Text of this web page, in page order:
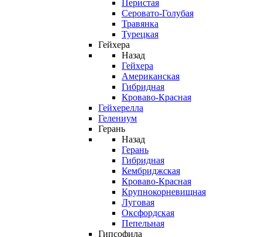
Перистая
Серовато-Голубая
Травянка
Турецкая
Гейхера
Назад
Гейхера
Американская
Гибридная
Кроваво-Красная
Гейхерелла
Гелениум
Герань
Назад
Герань
Гибридная
Кембриджская
Кроваво-Красная
Крупнокорневищная
Луговая
Оксфордская
Пепельная
Гипсофила